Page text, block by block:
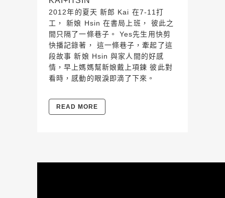
2012年的夏天 新郎 Kai 在7-11打
工， 新娘 Hsin 在書局上班， 彼此之
間只隔了一條巷子。 Yes先生用快剪
快播記錄著， 這一條巷子，牽起了這
段故事 新娘 Hsin 與家人間的好感
情，早上媽媽幫新娘戴上項鍊 彼此對
看時，感動的眼淚即滴了下來。
READ MORE